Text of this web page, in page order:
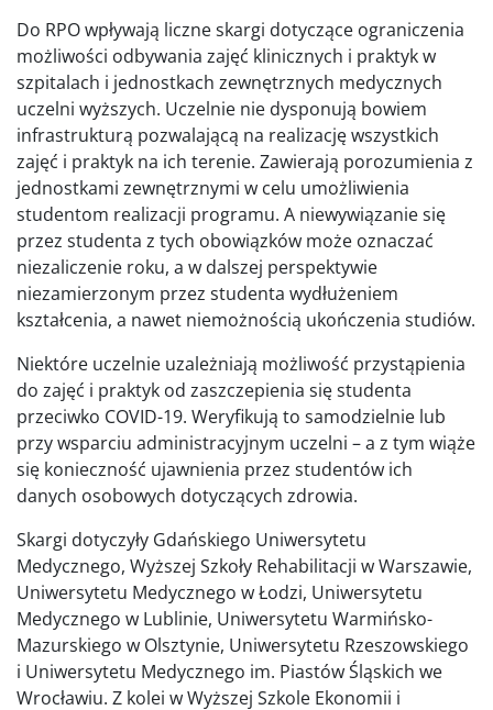
Do RPO wpływają liczne skargi dotyczące ograniczenia
możliwości odbywania zajęć klinicznych i praktyk w
szpitalach i jednostkach zewnętrznych medycznych
uczelni wyższych. Uczelnie nie dysponują bowiem
infrastrukturą pozwalającą na realizację wszystkich
zajęć i praktyk na ich terenie. Zawierają porozumienia z
jednostkami zewnętrznymi w celu umożliwienia
studentom realizacji programu. A niewywiązanie się
przez studenta z tych obowiązków może oznaczać
niezaliczenie roku, a w dalszej perspektywie
niezamierzonym przez studenta wydłużeniem
kształcenia, a nawet niemożnością ukończenia studiów.
Niektóre uczelnie uzależniają możliwość przystąpienia
do zajęć i praktyk od zaszczepienia się studenta
przeciwko COVID-19. Weryfikują to samodzielnie lub
przy wsparciu administracyjnym uczelni – a z tym wiąże
się konieczność ujawnienia przez studentów ich
danych osobowych dotyczących zdrowia.
Skargi dotyczyły Gdańskiego Uniwersytetu
Medycznego, Wyższej Szkoły Rehabilitacji w Warszawie,
Uniwersytetu Medycznego w Łodzi, Uniwersytetu
Medycznego w Lublinie, Uniwersytetu Warmińsko-
Mazurskiego w Olsztynie, Uniwersytetu Rzeszowskiego
i Uniwersytetu Medycznego im. Piastów Śląskich we
Wrocławiu. Z kolei w Wyższej Szkole Ekonomii i